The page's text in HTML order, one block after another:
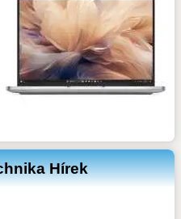
Hírek